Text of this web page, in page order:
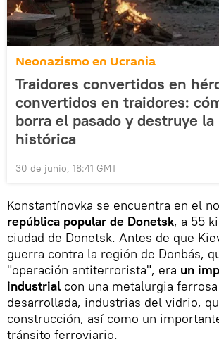
Neonazismo en Ucrania
Traidores convertidos en
convertidos en traidores:
borra el pasado y destruye
histórica
30 de junio, 18:41 GMT
Konstantínovka se encuentra en el
república popular de Donetsk, a 55
ciudad de Donetsk. Antes de que
guerra contra la región de Donbás,
"operación antiterrorista", era un
industrial con una metalurgia
desarrollada, industrias del vidrio,
construcción, así como un
tránsito ferroviario.